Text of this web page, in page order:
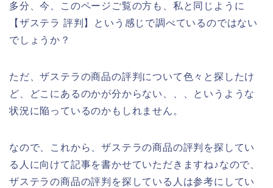
多分、今、このページご覧の方も、私と同じように
【ザステラ 評判】という感じで調べているのではない
でしょうか？
ただ、ザステラの商品の評判について色々と探したけ
ど、どこにあるのかが分からない、、、というような
状況に陥っているのかもしれません。
なので、これから、ザステラの商品の評判を探してい
る人に向けて記事を書かせていただきますね♪なので、
ザステラの商品の評判を探している人は参考にしてい